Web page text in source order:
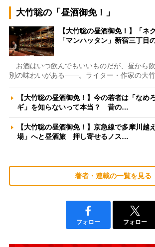
大竹聡の「昼酒御免！」
【大竹聡の昼酒御免！】「ネ
「マンハッタン」新宿三丁
お酒はいつ飲んでもいいものだが、昼から
別の味わいがある――。ライター・作家の大
【大竹聡の昼酒御免！】今の若者は「なめ
ギ」を知らないって本当？ 昔の…
【大竹聡の昼酒御免！】京急線で多摩川越
場」へと昼酒旅 押し寄せるノス…
著者・連載の一覧を見る
フォロー フォロー